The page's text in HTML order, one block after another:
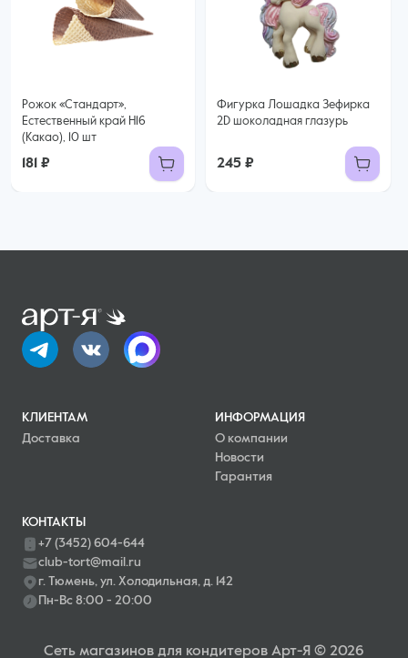
Рожок «Стандарт»,
Естественный край H16
(Какао), 10 шт
181 ₽
Фигурка Лошадка Зефирка
2D шоколадная глазурь
245 ₽
КЛИЕНТАМ
Доставка
ИНФОРМАЦИЯ
О компании
Новости
Гарантия
КОНТАКТЫ
+7 (3452) 604-644
club-tort@mail.ru
г. Тюмень, ул. Холодильная, д. 142
Пн-Вс 8:00 - 20:00
Сеть магазинов для кондитеров Арт-Я © 2026